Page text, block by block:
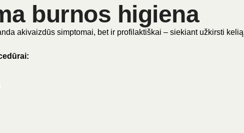
burnos higiena
akivaizdūs simptomai, bet ir profilaktiškai – siekiant užkirsti